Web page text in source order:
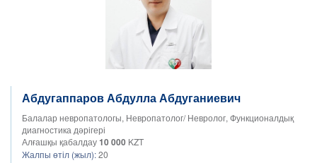
Абдугаппаров Абдулла Абдуганиевич
Балалар невропатологы, Невропатолог/ Невролог, Функционалдық
диагностика дәрігері
Алғашқы қабалдау10 000 KZT
Жалпы өтіл (жыл):20